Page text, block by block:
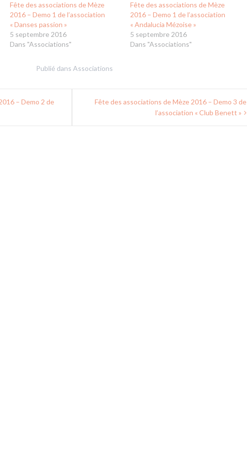
Fête des associations de Mèze
2016 – Demo 1 de l’association
« Danses passion »
5 septembre 2016
Dans "Associations"
Fête des associations de Mèze
2016 – Demo 1 de l’association
« Andalucia Mézoise »
5 septembre 2016
Dans "Associations"
Publié dans Associations
– Demo 2 de
Fête des associations de Mèze 2016 – Demo 3 de
l’association « Club Benett »